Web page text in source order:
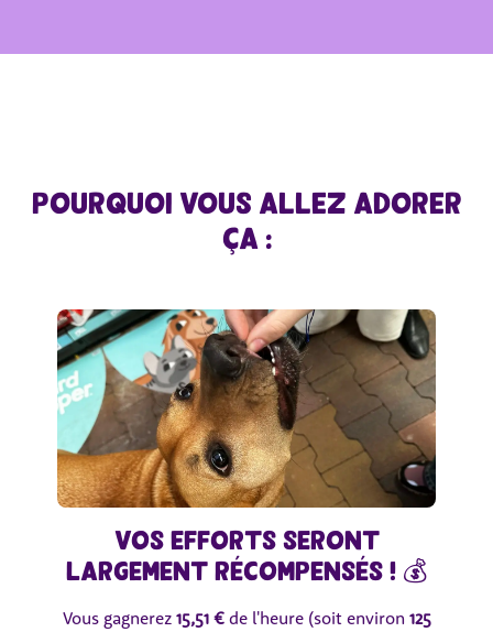
Pourquoi vous allez adorer
ça :
Vos efforts seront
largement récompensés ! 💰
Vous gagnerez 15,51 €de l'heure (soit environ 125